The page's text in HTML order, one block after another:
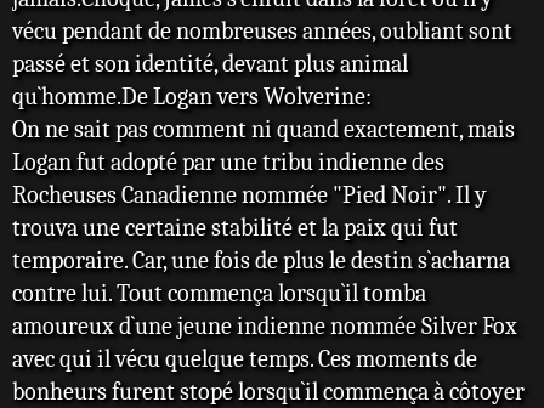
vécu pendant de nombreuses années, oubliant sont
passé et son identité, devant plus animal
qu`homme.De Logan vers Wolverine:
On ne sait pas comment ni quand exactement, mais
Logan fut adopté par une tribu indienne des
Rocheuses Canadienne nommée "Pied Noir". Il y
trouva une certaine stabilité et la paix qui fut
temporaire. Car, une fois de plus le destin s`acharna
contre lui. Tout commença lorsqu`il tomba
amoureux d`une jeune indienne nommée Silver Fox
avec qui il vécu quelque temps. Ces moments de
bonheurs furent stopé lorsqu`il commença à côtoyer